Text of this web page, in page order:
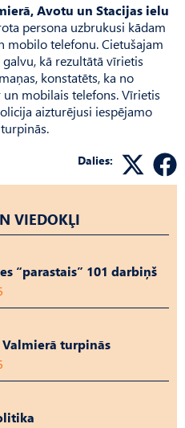
Avotu un Stacijas ielu
persona uzbrukusi kādam
mobilo telefonu. Cietušajam
kā rezultātā vīrietis
konstatēts, ka no
un mobilais telefons. Vīrietis
aizturējusi iespējamo
Dalies:
VIEDOKĻI
“parastais” 101 darbiņš
Valmierā turpinās